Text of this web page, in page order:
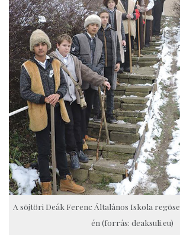
A söjtöri Deák Ferenc Általános Iskola
én (forrás: deaksuli.eu)